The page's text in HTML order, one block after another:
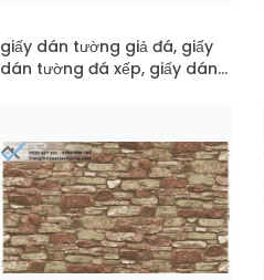
giấy dán tường giả đá, giấy
dán tường đá xếp, giấy dán